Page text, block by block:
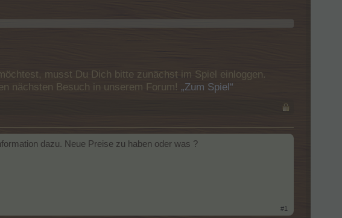
musst Du Dich bitte zunächst im Spiel einloggen.
nächsten Besuch in unserem Forum! „Zum Spiel“
dazu. Neue Preise zu haben oder was ?
#1